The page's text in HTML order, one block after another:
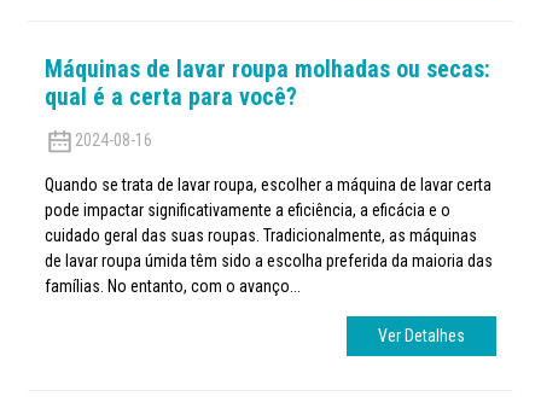
Máquinas de lavar roupa molhadas ou secas:
qual é a certa para você?
2024-08-16
Quando se trata de lavar roupa, escolher a máquina de lavar certa
pode impactar significativamente a eficiência, a eficácia e o
cuidado geral das suas roupas. Tradicionalmente, as máquinas
de lavar roupa úmida têm sido a escolha preferida da maioria das
famílias. No entanto, com o avanço...
Ver Detalhes